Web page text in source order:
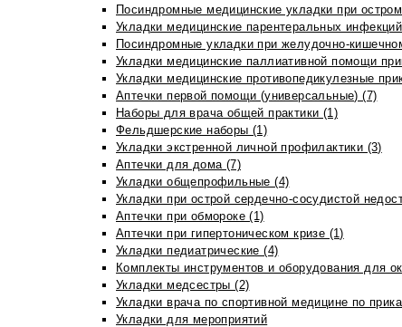
Посиндромные медицинские укладки при
Укладки медицинские парентеральных
Посиндромные укладки при желудочно-
Укладки медицинские паллиативной помощи
Укладки медицинские противопедикулезные
Аптечки первой помощи (универсальные) (7)
Наборы для врача общей практики (1)
Фельдшерские наборы (1)
Укладки экстренной личной профилактики (3)
Аптечки для дома (7)
Укладки общепрофильные (4)
Укладки при острой сердечно-сосудистой
Аптечки при обмороке (1)
Аптечки при гипертоническом кризе (1)
Укладки педиатрические (4)
Комплекты инструментов и оборудования для
Укладки медсестры (2)
Укладки врача по спортивной медицине по
Укладки для мероприятий